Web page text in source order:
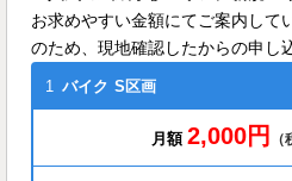
お求めやすい金額にてご案内して
のため、現地確認したからの申し
1 バイク S区画
月額 2,000円